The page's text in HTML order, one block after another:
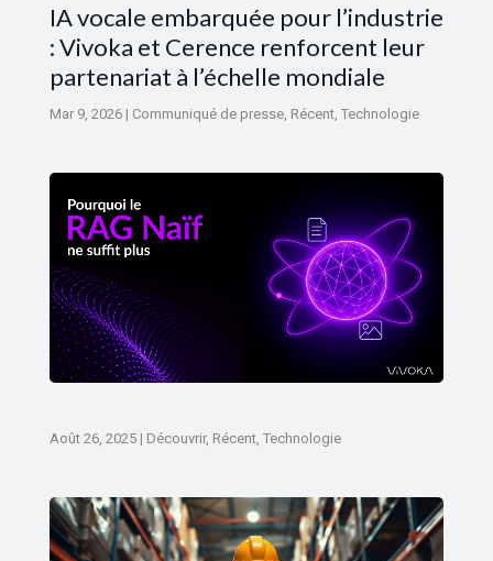
IA vocale embarquée pour l’industrie
: Vivoka et Cerence renforcent leur
partenariat à l’échelle mondiale
Mar 9, 2026| Communiqué de presse, Récent, Technologie
Août 26, 2025| Découvrir, Récent, Technologie